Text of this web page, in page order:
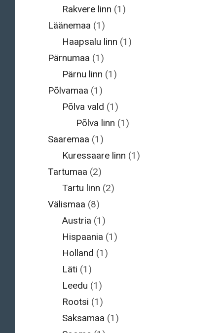
Rakvere linn (1)
Läänemaa (1)
Haapsalu linn (1)
Pärnumaa (1)
Pärnu linn (1)
Põlvamaa (1)
Põlva vald (1)
Põlva linn (1)
Saaremaa (1)
Kuressaare linn (1)
Tartumaa (2)
Tartu linn (2)
Välismaa (8)
Austria (1)
Hispaania (1)
Holland (1)
Läti (1)
Leedu (1)
Rootsi (1)
Saksamaa (1)